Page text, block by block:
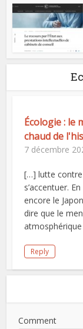
Écologie : le
chaud de
7 décembre
[…] lutte contre
s’accentuer.
encore le
dire que le
Reply
Comment